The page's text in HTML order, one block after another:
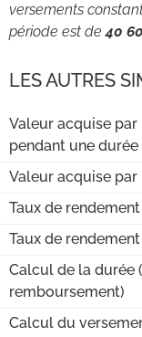
versements
période est de40
LES AUTRES
Valeur acquise
pendant une
Valeur acquise
Taux de
Taux de
Calcul de la durée
remboursement)
Calcul du